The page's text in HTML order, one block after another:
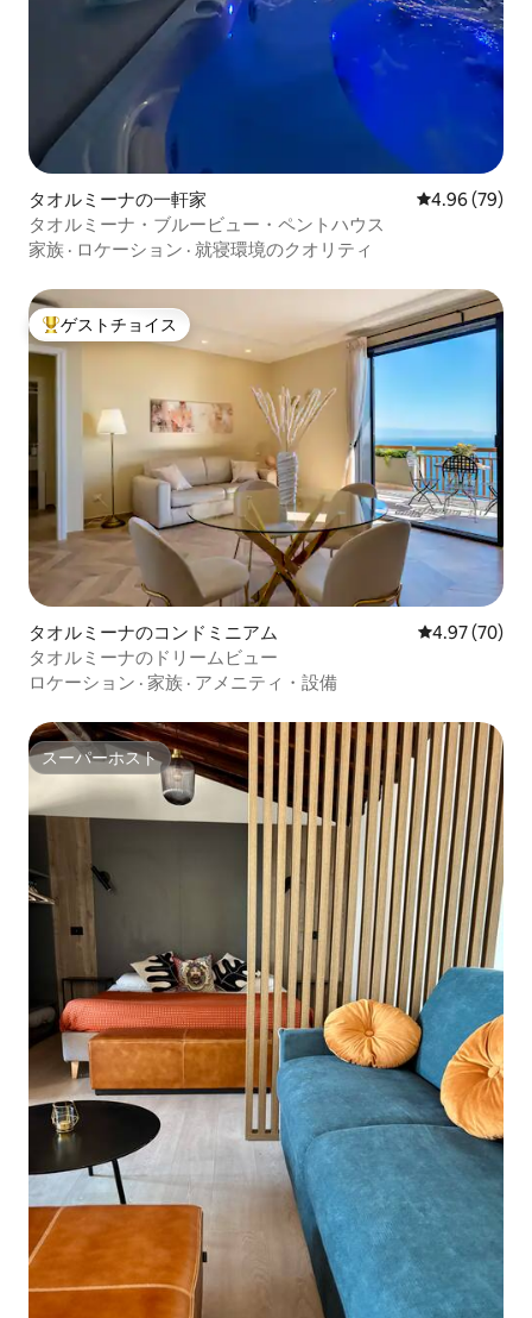
タオルミーナの一軒家 レビュー79
4.96 (79)
タオルミーナ・ブルービュー・ペントハウス
家族 · ロケーション · 就寝環境のクオリティ
大好評のゲストチョイスです。
ゲストチョイス
タオルミーナのコンドミニアム レビュー70
4.97 (70)
タオルミーナのドリームビュー
ロケーション · 家族 · アメニティ・設備
スーパーホスト
スーパーホスト